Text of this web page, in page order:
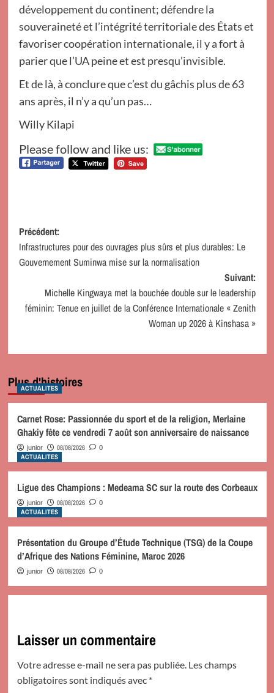
développement du continent; défendre la
souveraineté et l’intégrité territoriale des États et
favoriser coopération internationale, il y a fort à
parier que l’UA peine et est presqu’invisible.
Et de là, à conclure que c’est du gâchis plus de 63
ans après, il n’y a qu’un pas…
Willy Kilapi
Please follow and like us:
Navigation
d’article
Précédent:
Infrastructures pour des ouvrages plus sûrs et plus durables: Le
Gouvernement Suminwa mise sur la normalisation
Suivant:
Michelle Kingwaya met la bouchée double sur le leadership
féminin: Tenue en juillet de la Conférence Internationale « Zenith
Woman up 2026 à Kinshasa »
Plus d'histoires
ACTUALITES
Carnet Rose: Passionnée du sport et de la religion, Merlaine
Ghakiy fête ce vendredi 7 août son anniversaire de naissance
junior 08/08/2026 0
ACTUALITES
Ligue des Champions : Medeama SC sur la route des Corbeaux
junior 08/08/2026 0
ACTUALITES
Présentation du Groupe d’Étude Technique (TSG) de la Coupe
d’Afrique des Nations Féminine, Maroc 2026
junior 08/08/2026 0
Laisser un commentaire
Votre adresse e-mail ne sera pas publiée. Les champs
obligatoires sont indiqués avec *